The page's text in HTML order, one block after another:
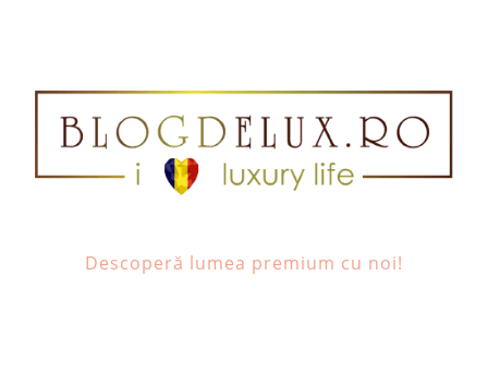
Descoperă lumea premium cu noi!